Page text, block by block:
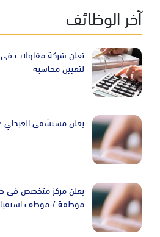
آخر الوظائف
تعلن شركة مقاولات
لتعيين محاسِبة
يعلن مستشفى
يعلن مركز متخصص في
موظفة / موظف